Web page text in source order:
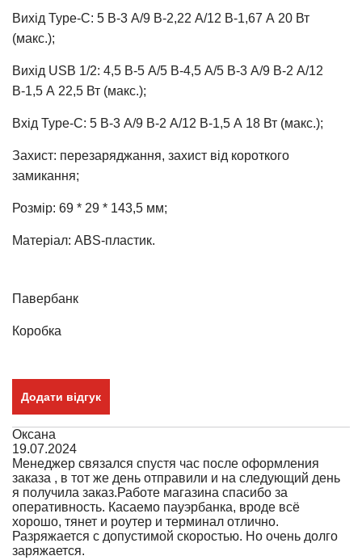
Вихід Type-C: 5 В-3 А/9 В-2,22 А/12 В-1,67 А 20 Вт
(макс.);
Вихід USB 1/2: 4,5 В-5 А/5 В-4,5 А/5 В-3 А/9 В-2 А/12
В-1,5 А 22,5 Вт (макс.);
Вхід Type-C: 5 В-3 А/9 В-2 А/12 В-1,5 А 18 Вт (макс.);
Захист: перезаряджання, захист від короткого
замикання;
Розмір: 69 * 29 * 143,5 мм;
Матеріал: ABS-пластик.
Павербанк
Коробка
Додати відгук
Оксана
19.07.2024
Менеджер связался спустя час после оформления
заказа , в тот же день отправили и на следующий день
я получила заказ.Работе магазина спасибо за
оперативность. Касаемо пауэрбанка, вроде всё
хорошо, тянет и роутер и терминал отлично.
Разряжается с допустимой скоростью. Но очень долго
заряжается.